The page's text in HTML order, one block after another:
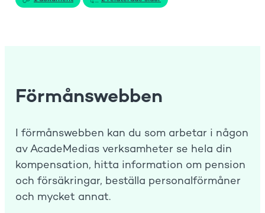
Förmånswebben
I förmånswebben kan du som arbetar i någon
av AcadeMedias verksamheter se hela din
kompensation, hitta information om pension
och försäkringar, beställa personalförmåner
och mycket annat.